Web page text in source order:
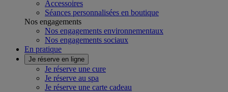
Accessoires
Séances personnalisées en boutique
Nos engagements
Nos engagements environnementaux
Nos engagements sociaux
En pratique
Je réserve en ligne
Je réserve une cure
Je réserve au spa
Je réserve une carte cadeau